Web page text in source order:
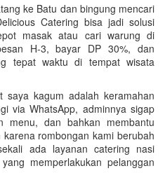
ke Batu dan bingung mencari
Catering bisa jadi solusi
masak atau cari warung di
H-3, bayar DP 30%, dan
tepat waktu di tempat wisata
kagum adalah keramahan
via WhatsApp, adminnya sigap
menu, dan bahkan membantu
rombongan kami berubah
ada layanan catering nasi
memperlakukan pelanggan